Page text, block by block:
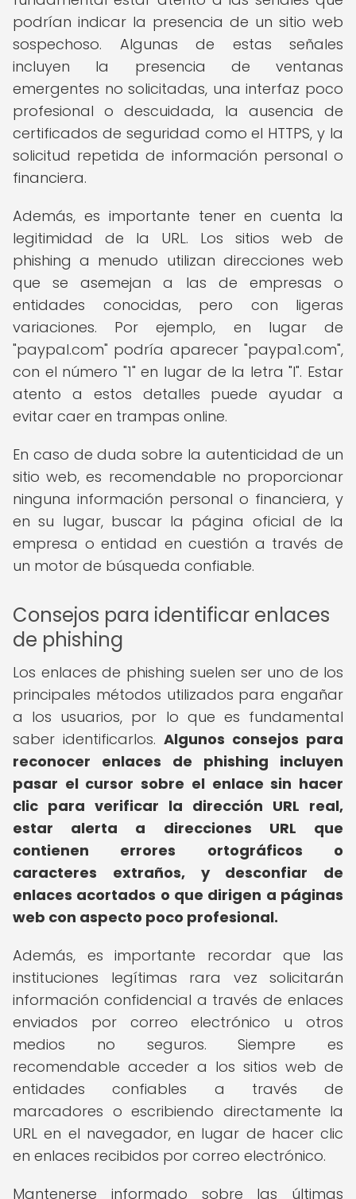
podrían indicar la presencia de un sitio web
sospechoso. Algunas de estas señales
incluyen la presencia de ventanas
emergentes no solicitadas, una interfaz poco
profesional o descuidada, la ausencia de
certificados de seguridad como el HTTPS, y la
solicitud repetida de información personal o
financiera.
Además, es importante tener en cuenta la
legitimidad de la URL. Los sitios web de
phishing a menudo utilizan direcciones web
que se asemejan a las de empresas o
entidades conocidas, pero con ligeras
variaciones. Por ejemplo, en lugar de
"paypal.com" podría aparecer "paypa1.com",
con el número "1" en lugar de la letra "l". Estar
atento a estos detalles puede ayudar a
evitar caer en trampas online.
En caso de duda sobre la autenticidad de un
sitio web, es recomendable no proporcionar
ninguna información personal o financiera, y
en su lugar, buscar la página oficial de la
empresa o entidad en cuestión a través de
un motor de búsqueda confiable.
Consejos para identificar enlaces
de phishing
Los enlaces de phishing suelen ser uno de los
principales métodos utilizados para engañar
a los usuarios, por lo que es fundamental
saber identificarlos. Algunos consejos para
reconocer enlaces de phishing incluyen
pasar el cursor sobre el enlace sin hacer
clic para verificar la dirección URL real,
estar alerta a direcciones URL que
contienen errores ortográficos o
caracteres extraños, y desconfiar de
enlaces acortados o que dirigen a páginas
web con aspecto poco profesional.
Además, es importante recordar que las
instituciones legítimas rara vez solicitarán
información confidencial a través de enlaces
enviados por correo electrónico u otros
medios no seguros. Siempre es
recomendable acceder a los sitios web de
entidades confiables a través de
marcadores o escribiendo directamente la
URL en el navegador, en lugar de hacer clic
en enlaces recibidos por correo electrónico.
Mantenerse informado sobre las últimas